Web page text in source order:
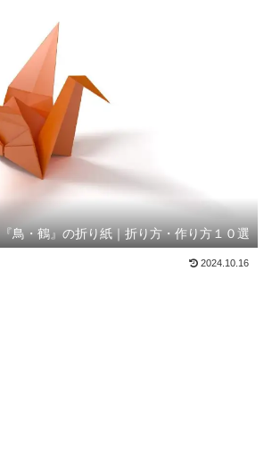
『鳥・鶴』の折り紙｜折り方・作り方１０選
2024.10.16